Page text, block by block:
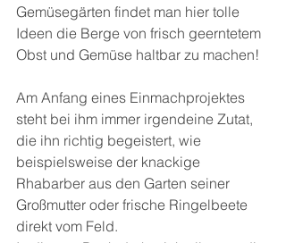
Gemüsegärten findet man hier tolle
Ideen die Berge von frisch geerntetem
Obst und Gemüse haltbar zu machen!
Am Anfang eines Einmachprojektes
steht bei ihm immer irgendeine Zutat,
die ihn richtig begeistert, wie
beispielsweise der knackige
Rhabarber aus den Garten seiner
Großmutter oder frische Ringelbeete
direkt vom Feld.